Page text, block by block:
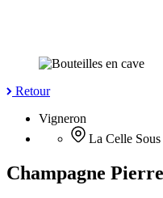
Retour
Vigneron
La Celle
Champagne